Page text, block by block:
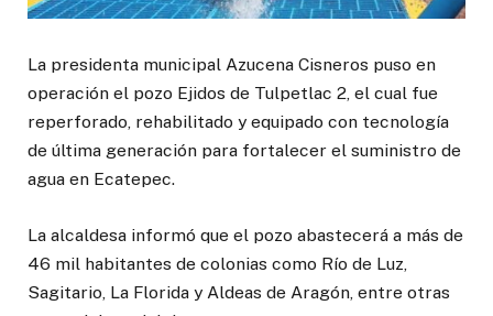
La presidenta municipal Azucena Cisneros puso en
operación el pozo Ejidos de Tulpetlac 2, el cual fue
reperforado, rehabilitado y equipado con tecnología
de última generación para fortalecer el suministro de
agua en Ecatepec.
La alcaldesa informó que el pozo abastecerá a más de
46 mil habitantes de colonias como Río de Luz,
Sagitario, La Florida y Aldeas de Aragón, entre otras